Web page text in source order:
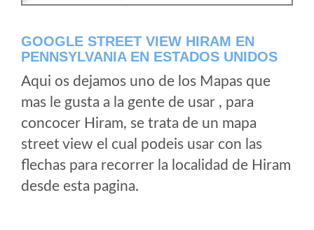
GOOGLE STREET VIEW HIRAM EN
PENNSYLVANIA EN ESTADOS UNIDOS
Aqui os dejamos uno de los Mapas que
mas le gusta a la gente de usar , para
concocer Hiram, se trata de un mapa
street view el cual podeis usar con las
flechas para recorrer la localidad de Hiram
desde esta pagina.